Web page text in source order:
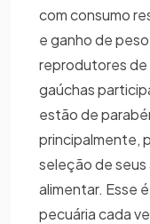
com consumo
e ganho de
reprodutores
gaúchas
estão de
principalmente,
seleção de seus
alimentar. Esse
pecuária cada